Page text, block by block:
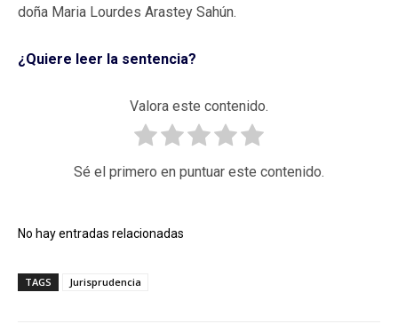
doña Maria Lourdes Arastey Sahún.
¿Quiere leer la sentencia?
Valora este contenido.
Sé el primero en puntuar este contenido.
No hay entradas relacionadas
TAGS Jurisprudencia